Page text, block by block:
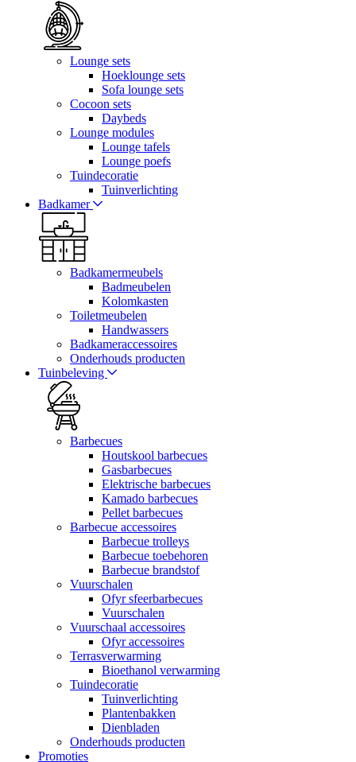
Lounge sets
Hoeklounge sets
Sofa lounge sets
Cocoon sets
Daybeds
Lounge modules
Lounge tafels
Lounge poefs
Tuindecoratie
Tuinverlichting
Badkamer
Badkamermeubels
Badmeubelen
Kolomkasten
Toiletmeubelen
Handwassers
Badkameraccessoires
Onderhouds producten
Tuinbeleving
Barbecues
Houtskool barbecues
Gasbarbecues
Elektrische barbecues
Kamado barbecues
Pellet barbecues
Barbecue accessoires
Barbecue trolleys
Barbecue toebehoren
Barbecue brandstof
Vuurschalen
Ofyr sfeerbarbecues
Vuurschalen
Vuurschaal accessoires
Ofyr accessoires
Terrasverwarming
Bioethanol verwarming
Tuindecoratie
Tuinverlichting
Plantenbakken
Dienbladen
Onderhouds producten
Promoties